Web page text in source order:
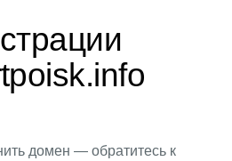
домен — обратитесь к